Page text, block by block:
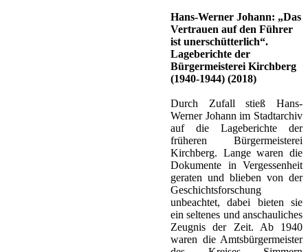
Hans-Werner Johann: „Das
Vertrauen auf den Führer
ist unerschütterlich“.
Lageberichte der
Bürgermeisterei Kirchberg
(1940-1944) (2018)
Durch Zufall stieß Hans-
Werner Johann im Stadtarchiv
auf die Lageberichte der
früheren Bürgermeisterei
Kirchberg. Lange waren die
Dokumente in Vergessenheit
geraten und blieben von der
Geschichtsforschung
unbeachtet, dabei bieten sie
ein seltenes und anschauliches
Zeugnis der Zeit. Ab 1940
waren die Amtsbürgermeister